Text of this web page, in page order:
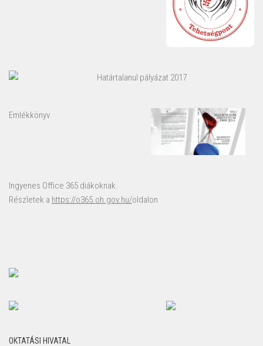
Határtalanul pályázat 2017
Emlékkönyv
Ingyenes Office 365 diákoknak.
Részletek a https://o365.oh.gov.hu/oldalon
OKTATÁSI HIVATAL